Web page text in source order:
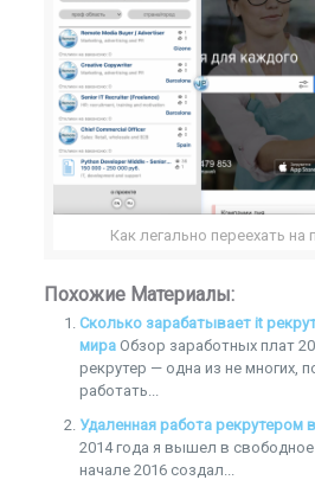
Как легально переехать
Похожие Материалы:
Сколько зарабатывает it
мира Обзор заработных плат
рекрутер — одна из не многих,
работать...
Удаленная работа рекрутером
2014 года я вышел в
начале 2016 создал...